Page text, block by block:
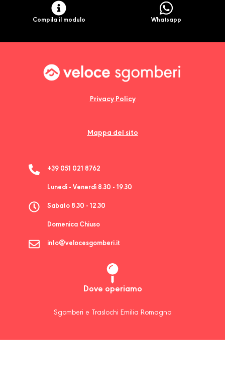
Compila il modulo Whatsapp
Privacy Policy
Mappa del sito
+39 051 021 8762
Lunedì - Venerdì 8.30 - 19.30
Sabato 8.30 - 12.30
Domenica Chiuso
info@velocesgomberi.it
Dove operiamo
Sgomberi e Traslochi Emilia Romagna